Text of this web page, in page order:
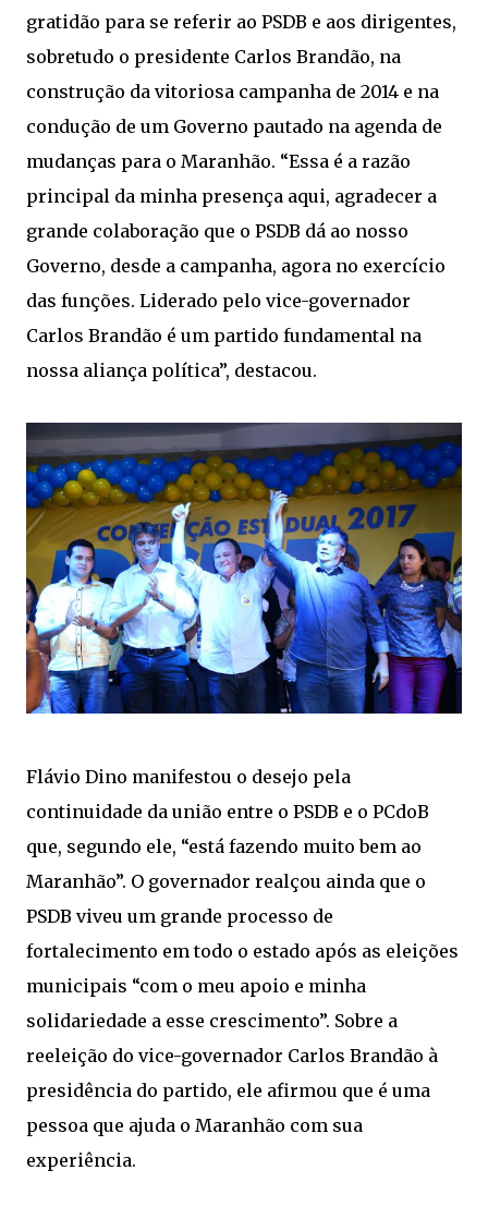
gratidão para se referir ao PSDB e aos dirigentes,
sobretudo o presidente Carlos Brandão, na
construção da vitoriosa campanha de 2014 e na
condução de um Governo pautado na agenda de
mudanças para o Maranhão. “Essa é a razão
principal da minha presença aqui, agradecer a
grande colaboração que o PSDB dá ao nosso
Governo, desde a campanha, agora no exercício
das funções. Liderado pelo vice-governador
Carlos Brandão é um partido fundamental na
nossa aliança política”, destacou.
Flávio Dino manifestou o desejo pela
continuidade da união entre o PSDB e o PCdoB
que, segundo ele, “está fazendo muito bem ao
Maranhão”. O governador realçou ainda que o
PSDB viveu um grande processo de
fortalecimento em todo o estado após as eleições
municipais “com o meu apoio e minha
solidariedade a esse crescimento”. Sobre a
reeleição do vice-governador Carlos Brandão à
presidência do partido, ele afirmou que é uma
pessoa que ajuda o Maranhão com sua
experiência.